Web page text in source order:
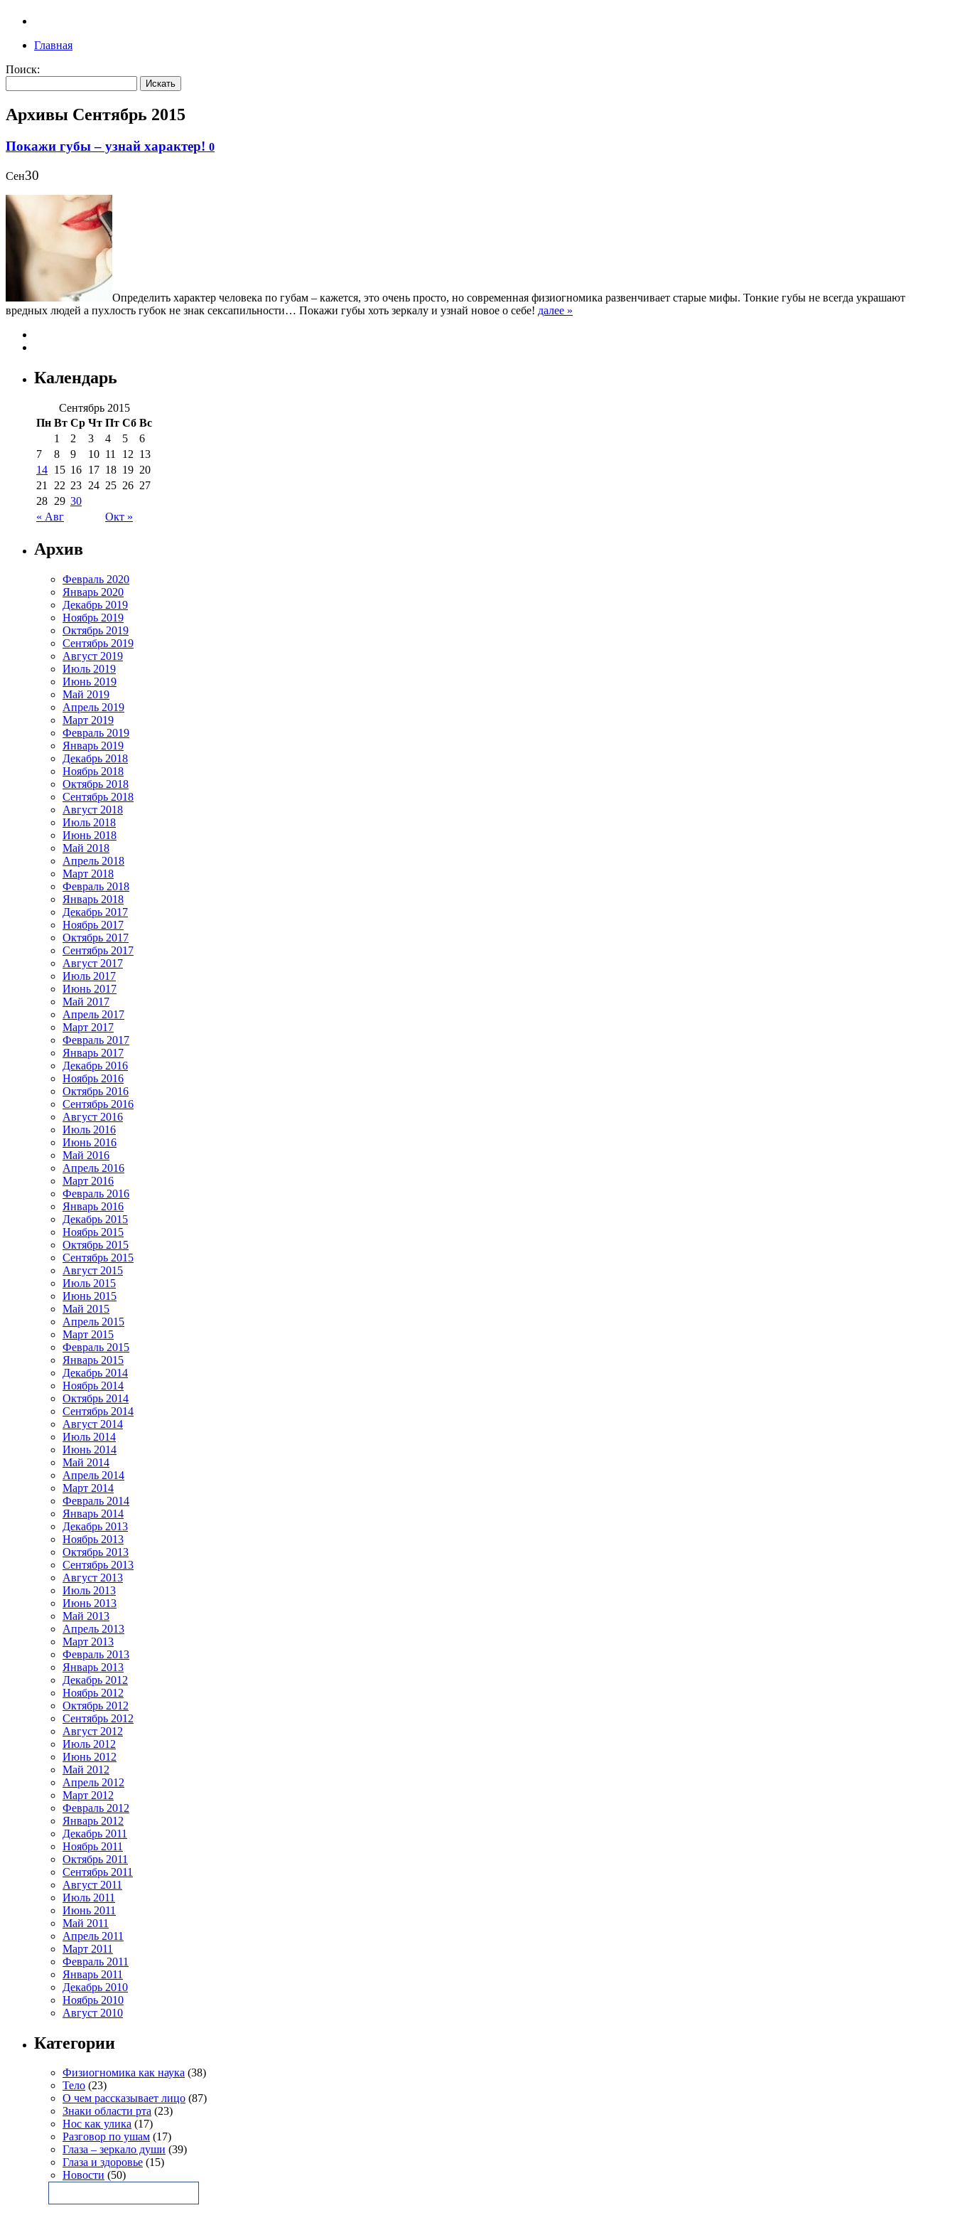
Главная
Поиск:
Архивы Сентябрь 2015
Покажи губы – узнай характер! 0
Сен30
Определить характер человека по губам – кажется, это очень просто, но современная физиогномика развенчивает старые мифы. Тонкие губы не всегда украшают
вредных людей а пухлость губок не знак сексапильности… Покажи губы хоть зеркалу и узнай новое о себе! далее »
Календарь
Сентябрь 2015
Пн Вт Ср Чт Пт Сб Вс
« Авг Окт »
1 2 3 4 5
6
7
8 9 10 11 12 13
14 15 16 17 18 19 20
21
22 23 24 25 26 27
28 29 30
Архив
Февраль 2020
Январь 2020
Декабрь 2019
Ноябрь 2019
Октябрь 2019
Сентябрь 2019
Август 2019
Июль 2019
Июнь 2019
Май 2019
Апрель 2019
Март 2019
Февраль 2019
Январь 2019
Декабрь 2018
Ноябрь 2018
Октябрь 2018
Сентябрь 2018
Август 2018
Июль 2018
Июнь 2018
Май 2018
Апрель 2018
Март 2018
Февраль 2018
Январь 2018
Декабрь 2017
Ноябрь 2017
Октябрь 2017
Сентябрь 2017
Август 2017
Июль 2017
Июнь 2017
Май 2017
Апрель 2017
Март 2017
Февраль 2017
Январь 2017
Декабрь 2016
Ноябрь 2016
Октябрь 2016
Сентябрь 2016
Август 2016
Июль 2016
Июнь 2016
Май 2016
Апрель 2016
Март 2016
Февраль 2016
Январь 2016
Декабрь 2015
Ноябрь 2015
Октябрь 2015
Сентябрь 2015
Август 2015
Июль 2015
Июнь 2015
Май 2015
Апрель 2015
Март 2015
Февраль 2015
Январь 2015
Декабрь 2014
Ноябрь 2014
Октябрь 2014
Сентябрь 2014
Август 2014
Июль 2014
Июнь 2014
Май 2014
Апрель 2014
Март 2014
Февраль 2014
Январь 2014
Декабрь 2013
Ноябрь 2013
Октябрь 2013
Сентябрь 2013
Август 2013
Июль 2013
Июнь 2013
Май 2013
Апрель 2013
Март 2013
Февраль 2013
Январь 2013
Декабрь 2012
Ноябрь 2012
Октябрь 2012
Сентябрь 2012
Август 2012
Июль 2012
Июнь 2012
Май 2012
Апрель 2012
Март 2012
Февраль 2012
Январь 2012
Декабрь 2011
Ноябрь 2011
Октябрь 2011
Сентябрь 2011
Август 2011
Июль 2011
Июнь 2011
Май 2011
Апрель 2011
Март 2011
Февраль 2011
Январь 2011
Декабрь 2010
Ноябрь 2010
Август 2010
Категории
Физиогномика как наука (38)
Тело (23)
О чем рассказывает лицо (87)
Знаки области рта (23)
Нос как улика (17)
Разговор по ушам (17)
Глаза – зеркало души (39)
Глаза и здоровье (15)
Новости (50)